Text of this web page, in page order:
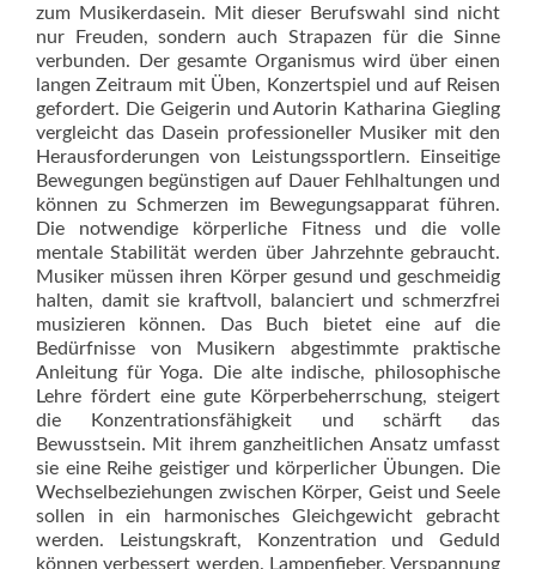
zum Musikerdasein. Mit dieser Berufswahl sind nicht
nur Freuden, sondern auch Strapazen für die Sinne
verbunden. Der gesamte Organismus wird über einen
langen Zeitraum mit Üben, Konzertspiel und auf Reisen
gefordert. Die Geigerin und Autorin Katharina Giegling
vergleicht das Dasein professioneller Musiker mit den
Herausforderungen von Leistungssportlern. Einseitige
Bewegungen begünstigen auf Dauer Fehlhaltungen und
können zu Schmerzen im Bewegungsapparat führen.
Die notwendige körperliche Fitness und die volle
mentale Stabilität werden über Jahrzehnte gebraucht.
Musiker müssen ihren Körper gesund und geschmeidig
halten, damit sie kraftvoll, balanciert und schmerzfrei
musizieren können. Das Buch bietet eine auf die
Bedürfnisse von Musikern abgestimmte praktische
Anleitung für Yoga. Die alte indische, philosophische
Lehre fördert eine gute Körperbeherrschung, steigert
die Konzentrationsfähigkeit und schärft das
Bewusstsein. Mit ihrem ganzheitlichen Ansatz umfasst
sie eine Reihe geistiger und körperlicher Übungen. Die
Wechselbeziehungen zwischen Körper, Geist und Seele
sollen in ein harmonisches Gleichgewicht gebracht
werden. Leistungskraft, Konzentration und Geduld
können verbessert werden. Lampenfieber, Verspannung